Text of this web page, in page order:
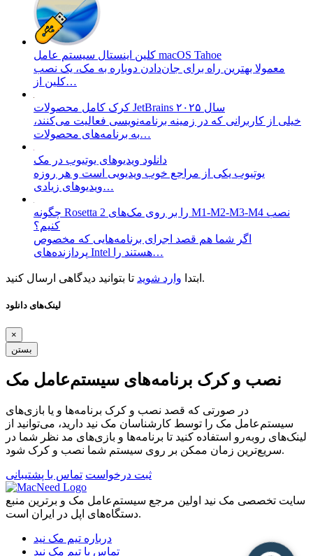
کلین اینستال سیستم عامل macOS Tahoe
معمولا بهترین راه برای جان‌دادن دوباره به مک، یک نصب
کلین از…
کرک کامل محصولات JetBrains سال ۲۰۲۵
خیلی از کاربرانی که در زمینه برنامه‌نویسی فعالیت می‌کنند،
به برنامه‌های محصولات…
دانلود ویدیو‌های یوتیوب در مک
یوتیوب یکی از مراجع خوب ویدیویی است و هر روزه
ویدیو‌های زیادی…
چگونه Rosetta 2 را بر روی مک‌های M1-M2-M3-M4 نصب
کنیم؟
اگر شما هم قصد اجرای برنامه‌هایی که مخصوص
پردازنده‌های Intel هستند را…
ابتدا وارد شوید تا بتوانید دیدگاهی ارسال کنید.
لینک‌های دانلود
×
بستن
نصب و کرک برنامه‌های سیستم‌عامل مک
در صورتی که قصد نصب و کرک برنامه‌ها و یا بازی‌های
سیستم‌عامل مک را توسط کارشناسان مک نید دارید، می‌توانید از
لینک‌های رو‌به‌رو استفاده کنید تا برنامه‌ها و بازی‌های مد نظر شما در
سریع‌ترین زمان ممکن بر روی سیستم شما نصب و کرک شود.
ثبت درخواست تماس با پشتیبانی
سایت تخصصی مک نید اولین مرجع سیستم‌عامل مک و برترین منبع
دستگاه‌های اپل در ایران است.
درباره تیم مک نید
تماس با تیم مک نید